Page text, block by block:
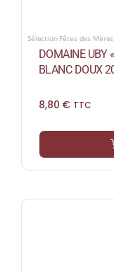
Sélection Fêtes des Mères
DOMAINE UBY
BLANC DOUX
8,80 € TTC